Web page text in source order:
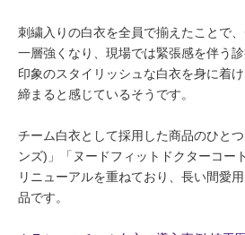
刺繍入りの白衣を全員で揃えたことで
一層強くなり、現場では緊張感を伴う
印象のスタイリッシュな白衣を身に着
締まると感じているそうです。
チーム白衣として採用した商品のひと
ンズ)」「ヌードフィットドクターコー
リニューアルを重ねており、長い間愛
品です。